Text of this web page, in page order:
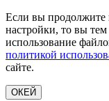
Если вы продолжите
настройки, то вы
использование
политикой
сайте.
ОКЕЙ